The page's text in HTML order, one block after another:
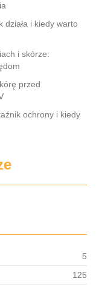
działa i kiedy warto
i skórze:
przed
ochrony i kiedy
5
125